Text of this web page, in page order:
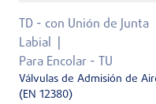
TD - con Unión de Junta
Labial
Para Encolar - TU
Válvulas de Admisión de
(EN 12380)